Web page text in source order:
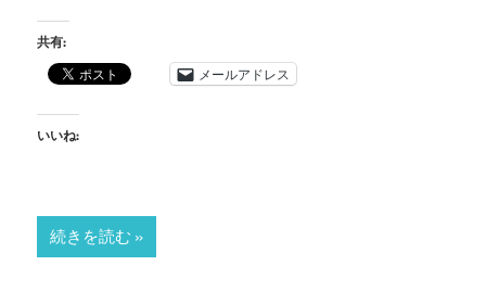
共有:
メールアドレス
いいね:
続きを読む